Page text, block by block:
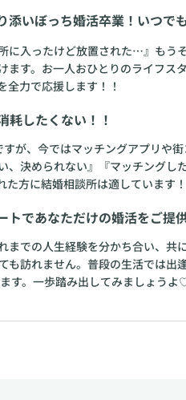
添いぼっち婚活卒業！いつで
に入ったけど放置された…』も
ます。お一人おひとりのライフ
全力で応援します！！
耗したくない！！
が、今ではマッチングアプリや
決められない』『マッチングし
方に結婚相談所は適しています！
であなただけの婚活をご提
までの人生経験を分かち合い、
も訪れません。普段の生活では
す。一歩踏み出してみましょうよ